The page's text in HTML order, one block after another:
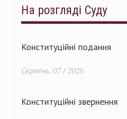
На розгляді Суду
Конституційні подання
Серпень, 07 / 2026
Конституційні звернення